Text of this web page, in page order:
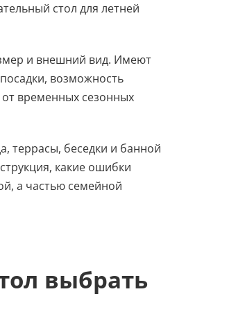
стол для летней
и внешний вид. Имеют
возможность
временных сезонных
террасы, беседки и банной
какие ошибки
а частью семейной
выбрать